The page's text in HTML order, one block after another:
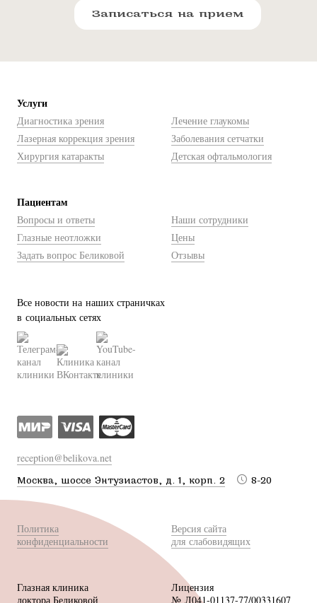
Записаться на прием
Услуги
Диагностика зрения
Лазерная коррекция зрения
Хирургия катаракты
Лечение глаукомы
Заболевания сетчатки
Детская офтальмология
Пациентам
Вопросы и ответы
Глазные неотложки
Задать вопрос Беликовой
Наши сотрудники
Цены
Отзывы
Все новости на наших страничках
в социальных сетях
reception@belikova.net
Москва, шоссе Энтузиастов, д. 1, корп. 2 8-20
Политика
конфиденциальности
Версия сайта
для слабовидящих
Глазная клиника
доктора Беликовой
Лицензия
№ Л041-01137-77/00331607